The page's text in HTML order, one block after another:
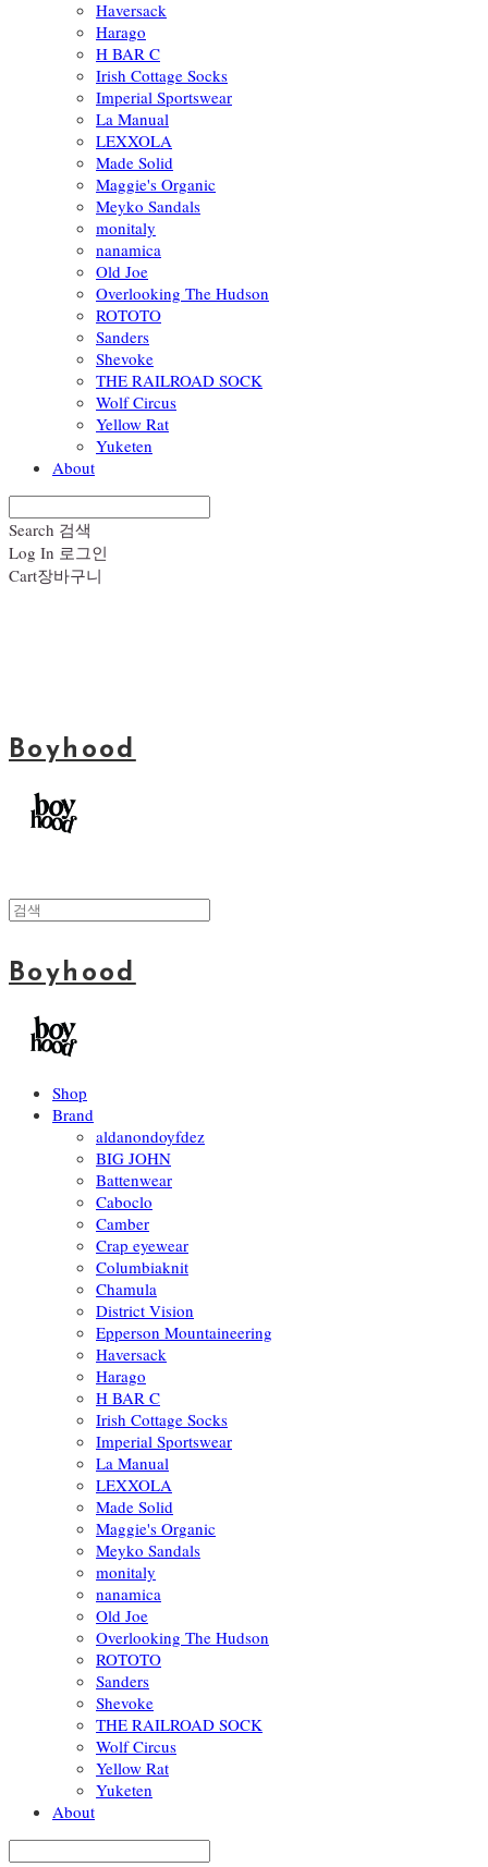
Haversack
Harago
H BAR C
Irish Cottage Socks
Imperial Sportswear
La Manual
LEXXOLA
Made Solid
Maggie's Organic
Meyko Sandals
monitaly
nanamica
Old Joe
Overlooking The Hudson
ROTOTO
Sanders
Shevoke
THE RAILROAD SOCK
Wolf Circus
Yellow Rat
Yuketen
About
Search 검색
Log In 로그인
Cart장바구니
Boyhood
Boyhood
Shop
Brand
aldanondoyfdez
BIG JOHN
Battenwear
Caboclo
Camber
Crap eyewear
Columbiaknit
Chamula
District Vision
Epperson Mountaineering
Haversack
Harago
H BAR C
Irish Cottage Socks
Imperial Sportswear
La Manual
LEXXOLA
Made Solid
Maggie's Organic
Meyko Sandals
monitaly
nanamica
Old Joe
Overlooking The Hudson
ROTOTO
Sanders
Shevoke
THE RAILROAD SOCK
Wolf Circus
Yellow Rat
Yuketen
About